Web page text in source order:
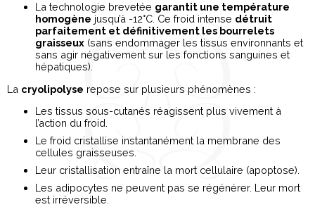
La technologie brevetée garantit une température
homogène jusqu’à -12°C. Ce froid intense détruit
parfaitement et définitivement les bourrelets
graisseux (sans endommager les tissus environnants et
sans agir négativement sur les fonctions sanguines et
hépatiques).
La cryolipolyse repose sur plusieurs phénomènes :
Les tissus sous-cutanés réagissent plus vivement à
l’action du froid.
Le froid cristallise instantanément la membrane des
cellules graisseuses.
Leur cristallisation entraîne la mort cellulaire (apoptose).
Les adipocytes ne peuvent pas se régénérer. Leur mort
est irréversible.